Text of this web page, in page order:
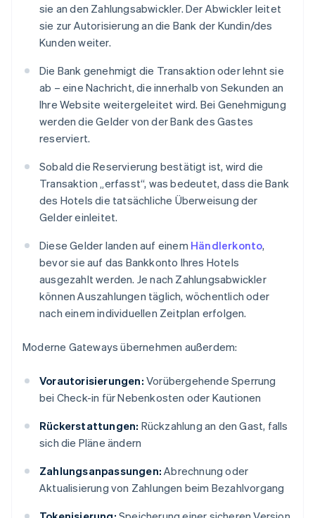
sie an den Zahlungsabwickler. Der Abwickler leitet
sie zur Autorisierung an die Bank der Kundin/des
Kunden weiter.
Die Bank genehmigt die Transaktion oder lehnt sie
ab – eine Nachricht, die innerhalb von Sekunden an
Ihre Website weitergeleitet wird. Bei Genehmigung
werden die Gelder von der Bank des Gastes
reserviert.
Sobald die Reservierung bestätigt ist, wird die
Transaktion „erfasst“, was bedeutet, dass die Bank
des Hotels die tatsächliche Überweisung der
Gelder einleitet.
Diese Gelder landen auf einem Händlerkonto,
bevor sie auf das Bankkonto Ihres Hotels
ausgezahlt werden. Je nach Zahlungsabwickler
können Auszahlungen täglich, wöchentlich oder
nach einem individuellen Zeitplan erfolgen.
Moderne Gateways übernehmen außerdem:
Vorautorisierungen: Vorübergehende Sperrung
bei Check-in für Nebenkosten oder Kautionen
Rückerstattungen: Rückzahlung an den Gast, falls
sich die Pläne ändern
Zahlungsanpassungen: Abrechnung oder
Aktualisierung von Zahlungen beim Bezahlvorgang